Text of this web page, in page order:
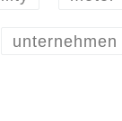
unternehmen